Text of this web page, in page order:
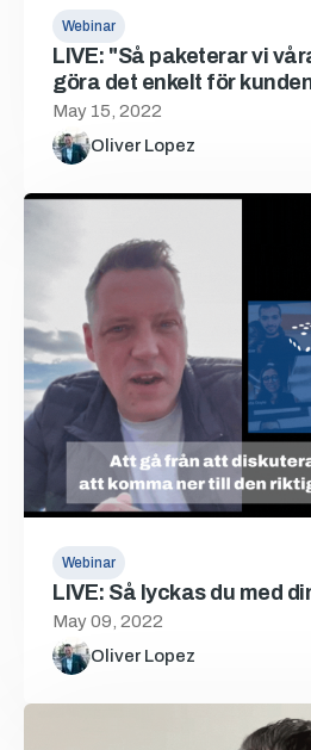
Webinar
LIVE: "Så paketerar vi
göra det enkelt för
May 15, 2022
Oliver Lopez
Webinar
LIVE: Så lyckas du med
May 09, 2022
Oliver Lopez